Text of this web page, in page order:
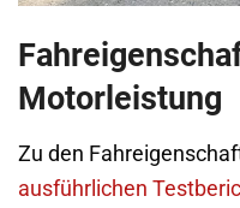
Motorleistung
Zu den
ausführlichen